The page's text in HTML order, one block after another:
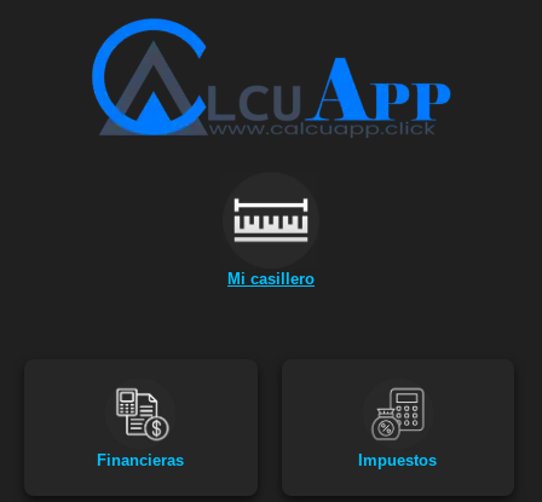
Mi casillero
Financieras Impuestos